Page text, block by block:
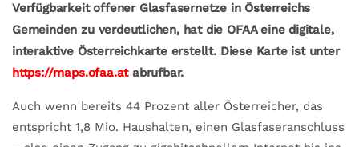
Verfügbarkeit offener Glasfasernetze in Österreichs
Gemeinden zu verdeutlichen, hat die OFAA eine digitale,
interaktive Österreichkarte erstellt. Diese Karte ist unter
https://maps.ofaa.atabrufbar.
Auch wenn bereits 44 Prozent aller Österreicher, das
entspricht 1,8 Mio. Haushalten, einen Glasfaseranschluss